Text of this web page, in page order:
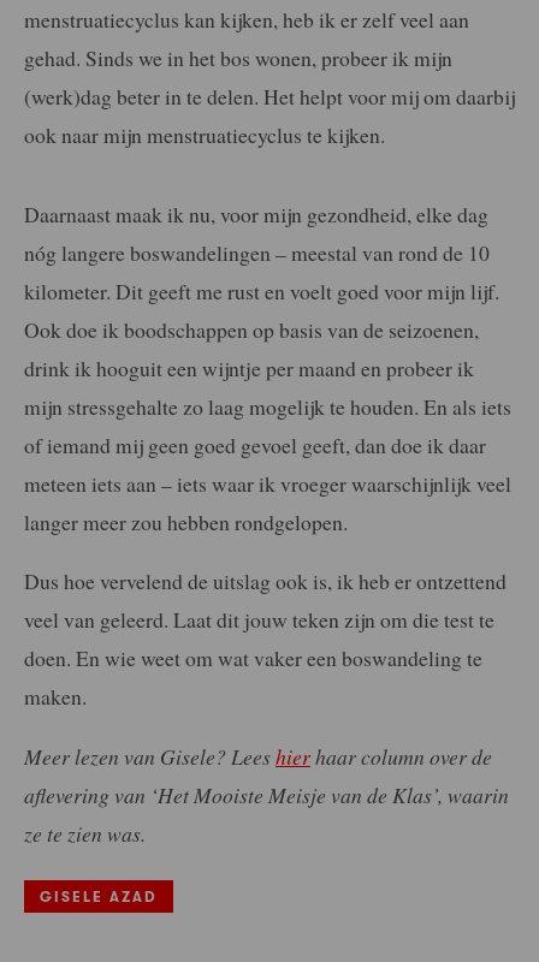
menstruatiecyclus kan kijken, heb ik er zelf veel aan
gehad. Sinds we in het bos wonen, probeer ik mijn
(werk)dag beter in te delen. Het helpt voor mij om daarbij
ook naar mijn menstruatiecyclus te kijken.
Daarnaast maak ik nu, voor mijn gezondheid, elke dag
nóg langere boswandelingen – meestal van rond de 10
kilometer. Dit geeft me rust en voelt goed voor mijn lijf.
Ook doe ik boodschappen op basis van de seizoenen,
drink ik hooguit een wijntje per maand en probeer ik
mijn stressgehalte zo laag mogelijk te houden. En als iets
of iemand mij geen goed gevoel geeft, dan doe ik daar
meteen iets aan – iets waar ik vroeger waarschijnlijk veel
langer meer zou hebben rondgelopen.
Dus hoe vervelend de uitslag ook is, ik heb er ontzettend
veel van geleerd. Laat dit jouw teken zijn om die test te
doen. En wie weet om wat vaker een boswandeling te
maken.
Meer lezen van Gisele? Leeshierhaar column over de
aflevering van ‘Het Mooiste Meisje van de Klas’, waarin
ze te zien was.
GISELE AZAD